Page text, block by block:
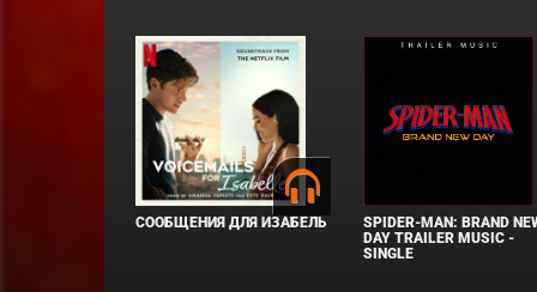
СООБЩЕНИЯ ДЛЯ ИЗАБЕЛЬ
SPIDER-MAN: BRAND
DAY TRAILER MUSIC -
SINGLE